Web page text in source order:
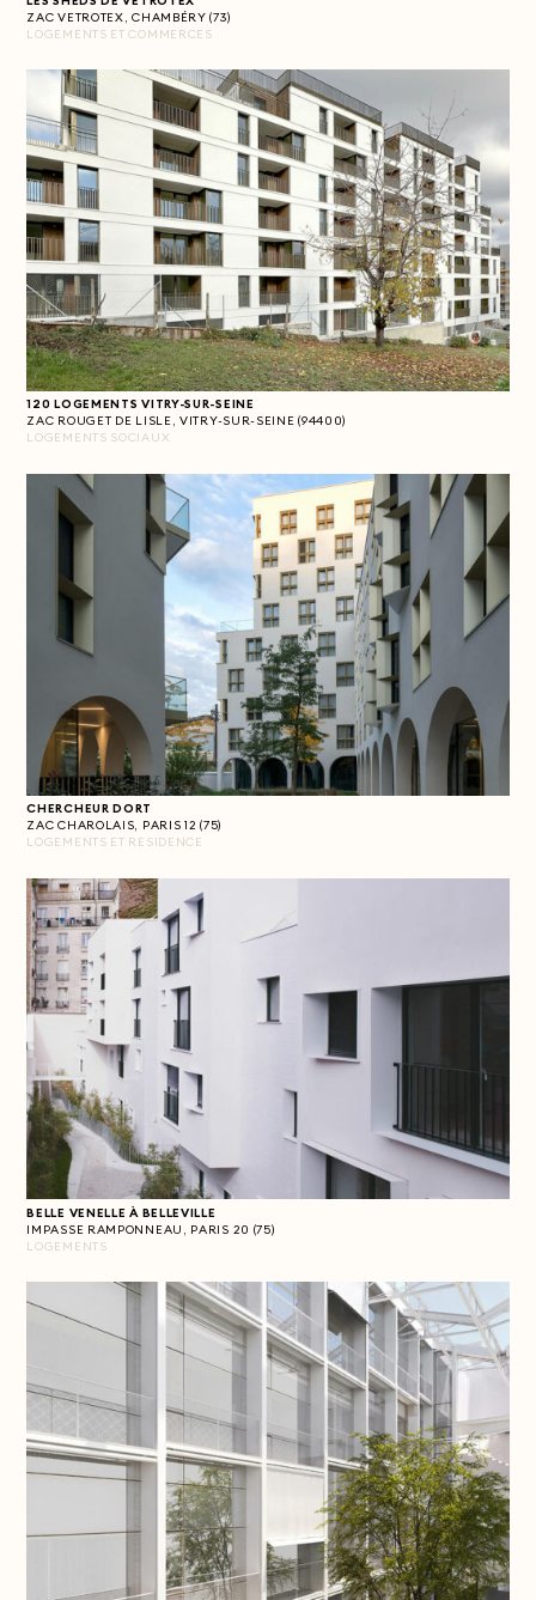
ZAC VETROTEX, CHAMBÉRY (73)
LOGEMENTS ET COMMERCES
120 LOGEMENTS VITRY-SUR-SEINE
ZAC ROUGET DE LISLE, VITRY-SUR-SEINE (94400)
LOGEMENTS SOCIAUX
CHERCHEUR DORT
ZAC CHAROLAIS, PARIS 12 (75)
LOGEMENTS ET RESIDENCE
BELLE VENELLE À BELLEVILLE
IMPASSE RAMPONNEAU, PARIS 20 (75)
LOGEMENTS